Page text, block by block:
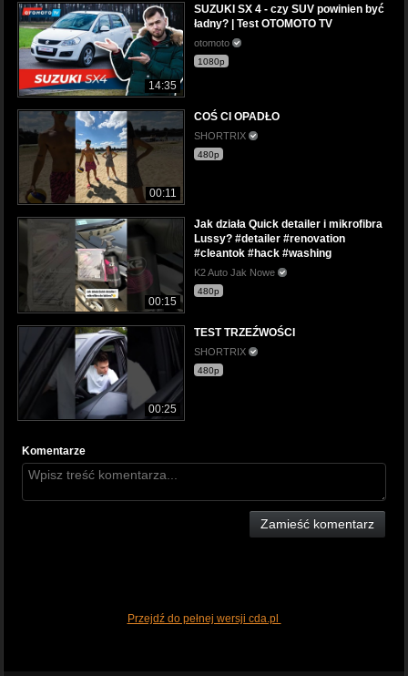
14:35
SUZUKI SX 4 - czy SUV powinien być
ładny? | Test OTOMOTO TV
otomoto
1080p
00:11
COŚ CI OPADŁO
SHORTRIX
480p
00:15
Jak działa Quick detailer i mikrofibra
Lussy? #detailer #renovation
#cleantok #hack #washing
K2 Auto Jak Nowe
480p
00:25
TEST TRZEŹWOŚCI
SHORTRIX
480p
Komentarze
Zamieść komentarz
Przejdź do pełnej wersji cda.pl